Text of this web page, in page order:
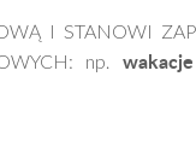
I STANOWI
np.